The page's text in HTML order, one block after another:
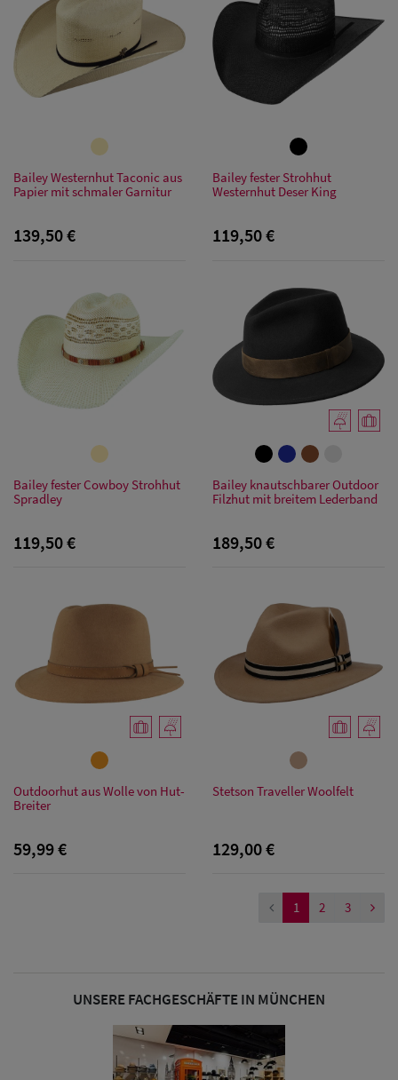
Sale: Caps
Sale:
Sale: Army
Caps
Sale: Caps
mit
Bailey Westernhut Taconic aus
Papier mit schmaler Garnitur
139,50 €
Bailey fester Strohhut
Westernhut Deser King
119,50 €
Bailey fester Cowboy Strohhut
Spradley
119,50 €
Bailey knautschbarer Outdoor
Filzhut mit breitem Lederband
189,50 €
Outdoorhut aus Wolle von Hut-
Breiter
59,99 €
Stetson Traveller Woolfelt
129,00 €
1 2 3
UNSERE FACHGESCHÄFTE IN MÜNCHEN